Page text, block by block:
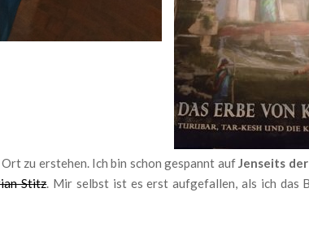
zu erstehen. Ich bin schon gespannt aufJenseits
Stitz. Mir selbst ist es erst aufgefallen, als ich das